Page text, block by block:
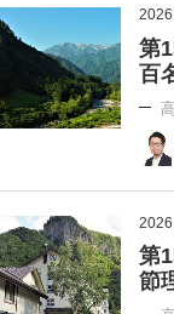
第
百
第
節